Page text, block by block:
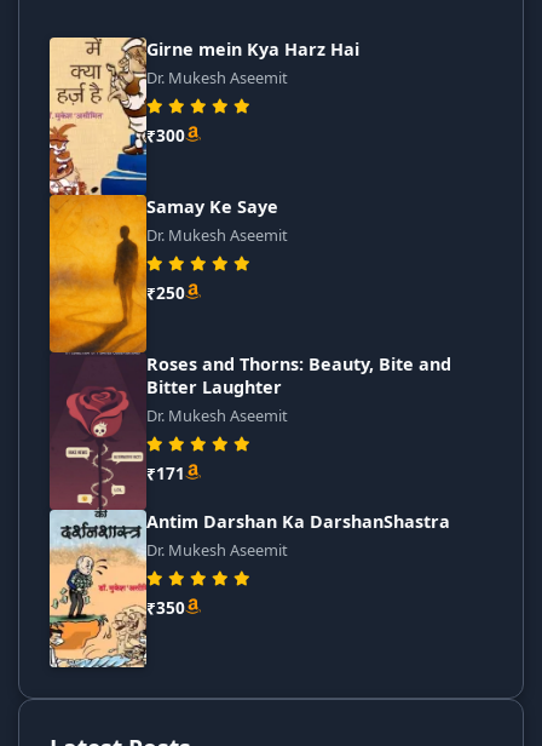
Girne mein Kya Harz Hai
Dr. Mukesh Aseemit
₹300
Samay Ke Saye
Dr. Mukesh Aseemit
₹250
Roses and Thorns: Beauty, Bite and
Bitter Laughter
Dr. Mukesh Aseemit
₹171
Antim Darshan Ka DarshanShastra
Dr. Mukesh Aseemit
₹350